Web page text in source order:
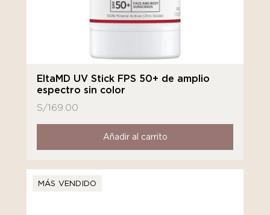
EltaMD UV Stick FPS 50+ de amplio
espectro sin color
S/169.00
Añadir al carrito
MÁS VENDIDO